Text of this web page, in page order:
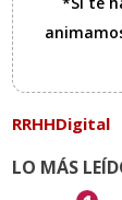
RRHHDigital
LO MÁS